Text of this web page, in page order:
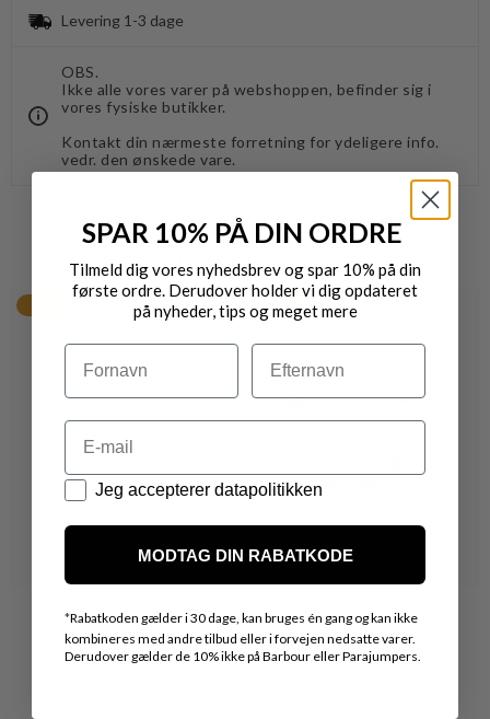
Levering 1-3 dage
OBS.
Ikke alle vores varer på webshoppen, befinder sig i
vores fysiske butikker.
Kontakt din nærmeste forretning for ydeligere info.
vedr. den ønskede vare.
VARER FRA SAMME MÆRKE
PURE BY NAT PURE BY NAT
SPAR 10% PÅ DIN ORDRE
Tilmeld dig vores nyhedsbrev og spar 10% på din
første ordre. Derudover holder vi dig opdateret
på nyheder, tips og meget mere
Navn Efternavn
Email
Datapolitik
Jeg accepterer datapolitikken
MODTAG DIN RABATKODE
*Rabatkoden gælder i 30 dage, kan bruges én gang og kan ikke
kombineres med andre tilbud eller i forvejen nedsatte varer.
Derudover gælder de 10% ikke på Barbour eller Parajumpers.